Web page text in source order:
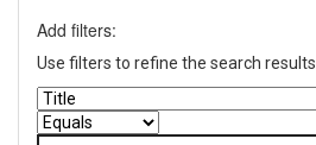
Add filters:
Use filters to refine the search results.